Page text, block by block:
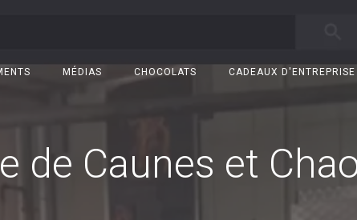
MÉDIAS CHOCOLATS CADEAUX D'ENTREPRISE
de Caunes et